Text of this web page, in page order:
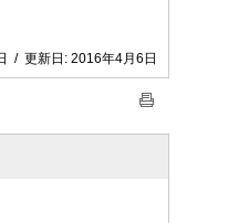
/ 更新日: 2016年4月6日